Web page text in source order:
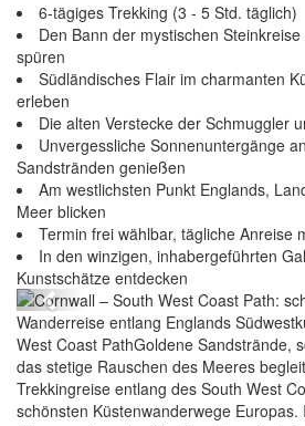
6-tägiges Trekking (3 - 5 Std. täglich)
Den Bann der mystischen
spüren
Südländisches Flair im charmanten
erleben
Die alten Verstecke der Schmuggler
Unvergessliche Sonnenuntergänge
Sandstränden genießen
Am westlichsten Punkt Englands,
Meer blicken
Termin frei wählbar, tägliche Anreise
In den winzigen, inhabergeführten
Kunstschätze entdecken
Cornwall – South West Coast
Etappen
Previous
Wanderreise entlang Englands
West Coast PathGoldene Sandstrände,
das stetige Rauschen des Meeres
Trekkingreise entlang des South West
schönsten Küstenwanderwege Europas.